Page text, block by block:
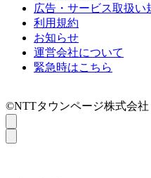
広告・サービス取扱い
利用規約
お知らせ
運営会社について
緊急時はこちら
©NTTタウンページ株式会社